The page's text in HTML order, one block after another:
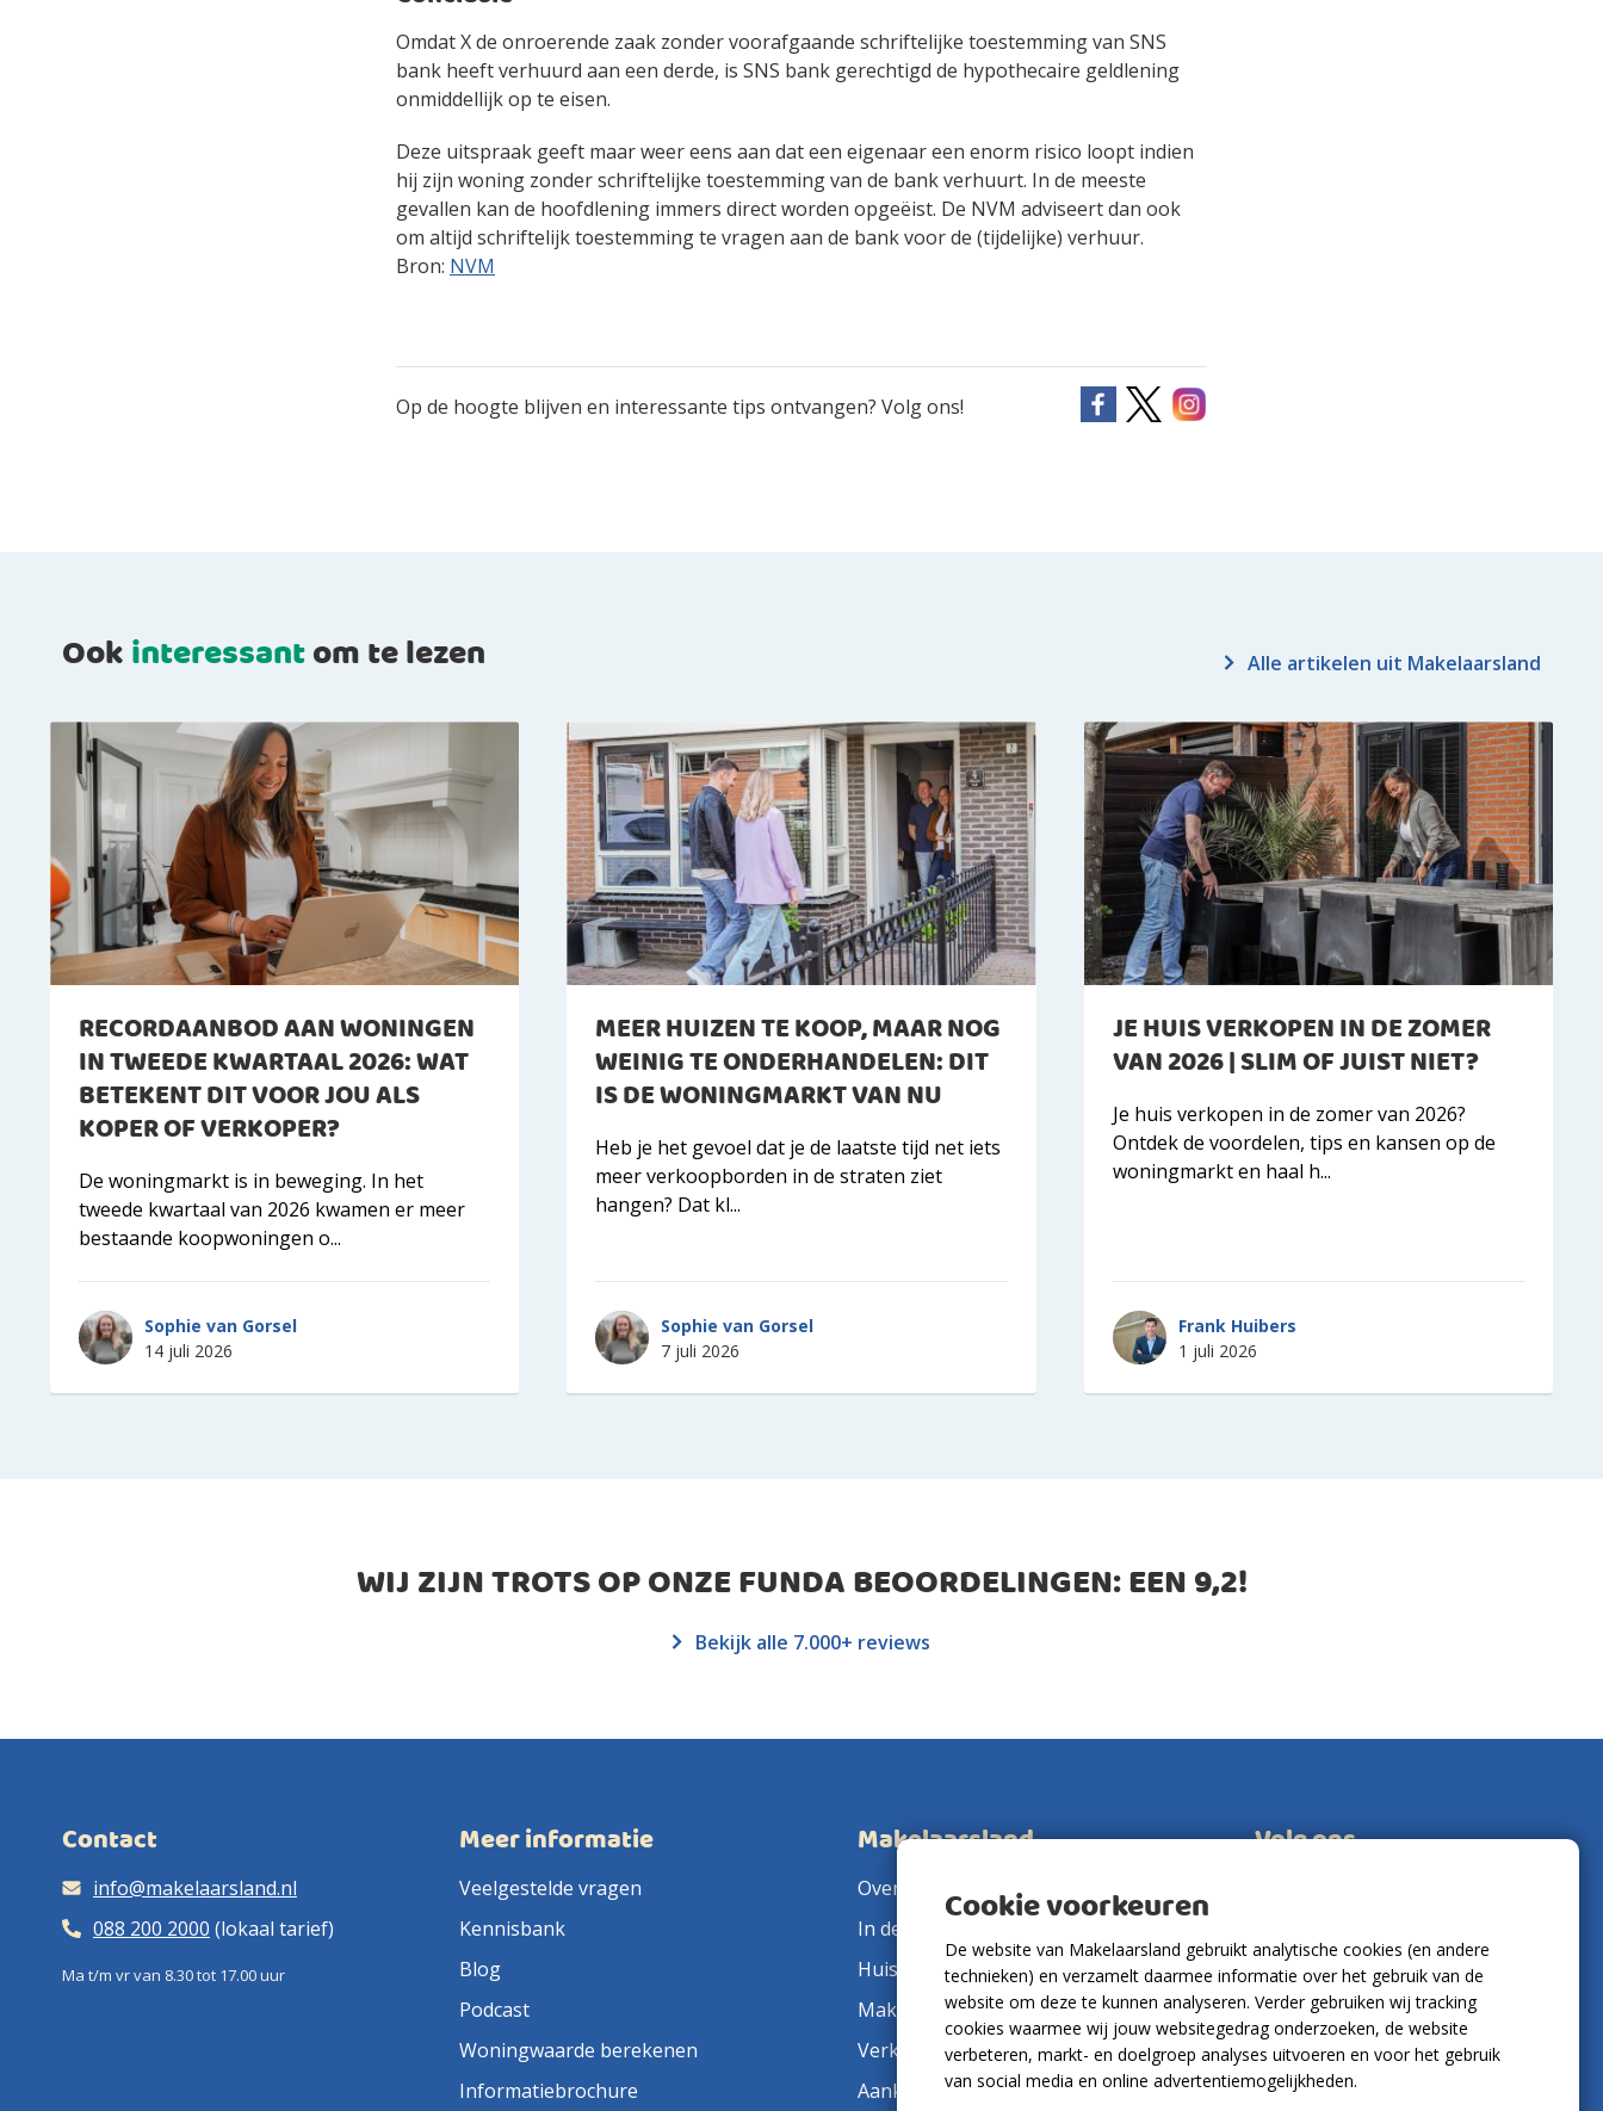
Omdat X de onroerende zaak zonder voorafgaande schriftelijke toestemming van SNS
bank heeft verhuurd aan een derde, is SNS bank gerechtigd de hypothecaire geldlening
onmiddellijk op te eisen.
Deze uitspraak geeft maar weer eens aan dat een eigenaar een enorm risico loopt indien
hij zijn woning zonder schriftelijke toestemming van de bank verhuurt. In de meeste
gevallen kan de hoofdlening immers direct worden opgeëist. De NVM adviseert dan ook
om altijd schriftelijk toestemming te vragen aan de bank voor de (tijdelijke) verhuur.
Bron: NVM
Op de hoogte blijven en interessante tips ontvangen? Volg ons!
Ookinteressantom te lezen Alle artikelen uit Makelaarsland
RECORDAANBOD AAN WONINGEN
IN TWEEDE KWARTAAL 2026: WAT
BETEKENT DIT VOOR JOU ALS
KOPER OF VERKOPER?
De woningmarkt is in beweging. In het
tweede kwartaal van 2026 kwamen er meer
bestaande koopwoningen o...
Sophie van Gorsel
14 juli 2026
MEER HUIZEN TE KOOP, MAAR NOG
WEINIG TE ONDERHANDELEN: DIT
IS DE WONINGMARKT VAN NU
Heb je het gevoel dat je de laatste tijd net iets
meer verkoopborden in de straten ziet
hangen? Dat kl...
Sophie van Gorsel
7 juli 2026
JE HUIS VERKOPEN IN DE ZOMER
VAN 2026 | SLIM OF JUIST NIET?
Je huis verkopen in de zomer van 2026?
Ontdek de voordelen, tips en kansen op de
woningmarkt en haal h...
Frank Huibers
1 juli 2026
WIJ ZIJN TROTS OP ONZE FUNDA BEOORDELINGEN: EEN9,2!
Bekijk alle 7.000+ reviews
Contact
info@makelaarsland.nl
088 200 2000 (lokaal tarief)
Ma t/m vr van 8.30 tot 17.00 uur
Meer informatie
Veelgestelde vragen
Kennisbank
Blog
Podcast
Woningwaarde berekenen
Informatiebrochure
Makelaarsland
Over ons
In de pers
Huis verkopen
Makelaar in de buurt
Verkoopmakelaar
Aankoopmakelaar
Volg ons
Cookie voorkeuren
De website van Makelaarsland gebruikt analytische cookies (en andere
technieken) en verzamelt daarmee informatie over het gebruik van de
website om deze te kunnen analyseren. Verder gebruiken wij tracking
cookies waarmee wij jouw websitegedrag onderzoeken, de website
verbeteren, markt- en doelgroep analyses uitvoeren en voor het gebruik
van social media en online advertentiemogelijkheden.